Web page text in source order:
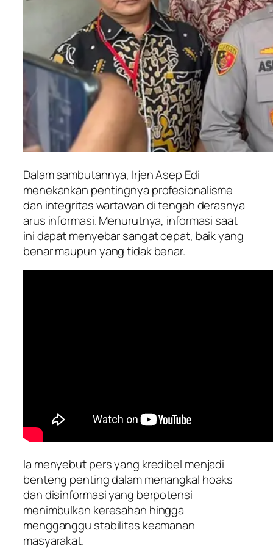
Dalam sambutannya, Irjen Asep Edi
menekankan pentingnya profesionalisme
dan integritas wartawan di tengah derasnya
arus informasi. Menurutnya, informasi saat
ini dapat menyebar sangat cepat, baik yang
benar maupun yang tidak benar.
Ia menyebut pers yang kredibel menjadi
benteng penting dalam menangkal hoaks
dan disinformasi yang berpotensi
menimbulkan keresahan hingga
mengganggu stabilitas keamanan
masyarakat.